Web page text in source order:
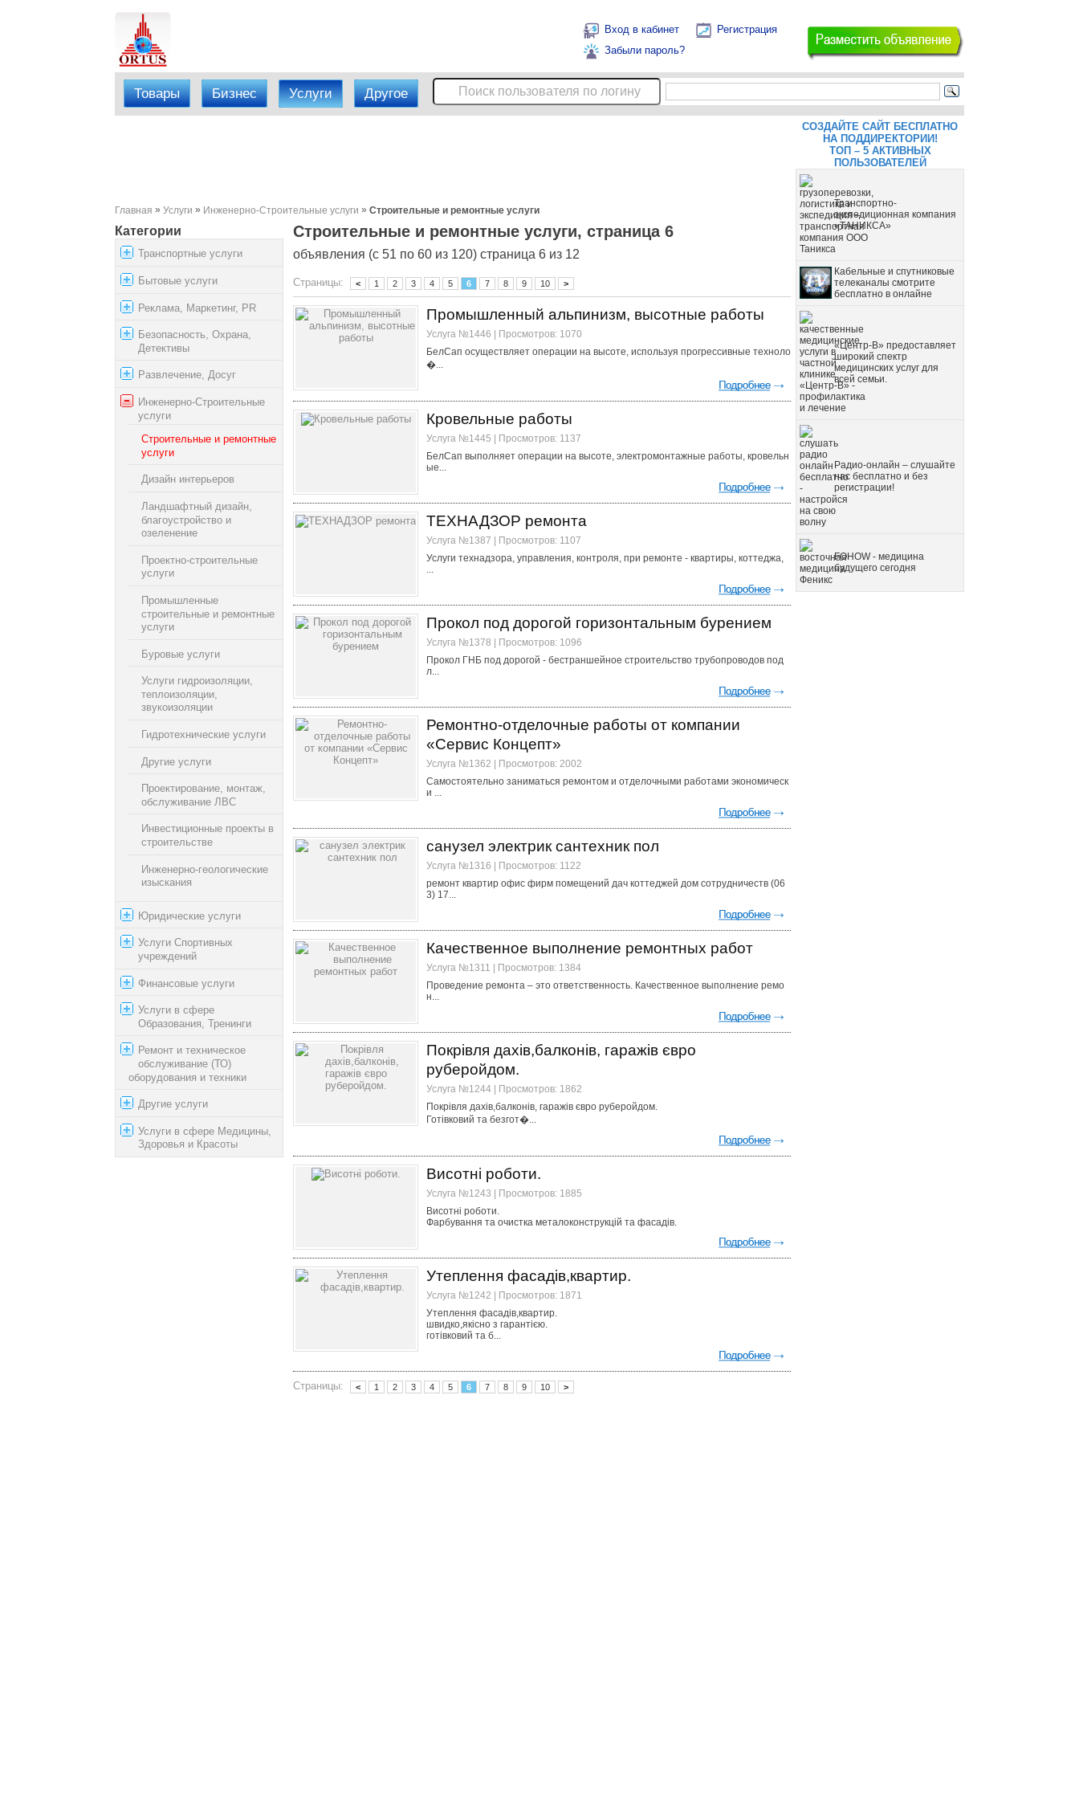
Вход в кабинет
Регистрация
Забыли пароль?
Товары Бизнес Услуги Другое
Главная » Услуги » Инженерно-Строительные услуги » Строительные и ремонтные услуги
Категории
Транспортные услуги
Бытовые услуги
Реклама, Маркетинг, PR
Безопасность, Охрана,
Детективы
Развлечение, Досуг
Инженерно-Строительные
услуги
Строительные и ремонтные
услуги
Дизайн интерьеров
Ландшафтный дизайн,
благоустройство и
озеленение
Проектно-строительные
услуги
Промышленные
строительные и ремонтные
услуги
Буровые услуги
Услуги гидроизоляции,
теплоизоляции,
звукоизоляции
Гидротехнические услуги
Другие услуги
Проектирование, монтаж,
обслуживание ЛВС
Инвестиционные проекты в
строительстве
Инженерно-геологические
изыскания
Юридические услуги
Услуги Спортивных
учреждений
Финансовые услуги
Услуги в сфере
Образования, Тренинги
Ремонт и техническое
обслуживание (ТО)
оборудования и техники
Другие услуги
Услуги в сфере Медицины,
Здоровья и Красоты
Строительные и ремонтные услуги, страница 6
объявления (с 51 по 60 из 120) страница 6 из 12
Страницы: < 1 2 3 4 5 6 7 8 9 10 >
Промышленный альпинизм, высотные работы
Услуга №1446 | Просмотров: 1070
БелСап осуществляет операции на высоте, используя прогрессивные техноло
�...
Кровельные работы
Услуга №1445 | Просмотров: 1137
БелСап выполняет операции на высоте, электромонтажные работы, кровельн
ые...
ТЕХНАДЗОР ремонта
Услуга №1387 | Просмотров: 1107
Услуги технадзора, управления, контроля, при ремонте - квартиры, коттеджа,
Прокол под дорогой горизонтальным бурением
Услуга №1378 | Просмотров: 1096
Прокол ГНБ под дорогой - бестраншейное строительство трубопроводов под
л...
Ремонтно-отделочные работы от компании
«Сервис Концепт»
Услуга №1362 | Просмотров: 2002
Самостоятельно заниматься ремонтом и отделочными работами экономическ
и ...
санузел электрик сантехник пол
Услуга №1316 | Просмотров: 1122
ремонт квартир офис фирм помещений дач коттеджей дом сотрудничеств (06
3) 17...
Качественное выполнение ремонтных работ
Услуга №1311 | Просмотров: 1384
Проведение ремонта – это ответственность. Качественное выполнение ремо
н...
Покрівля дахів,балконів, гаражів євро
руберойдом.
Услуга №1244 | Просмотров: 1862
Покрівля дахів,балконів, гаражів євро руберойдом.
Готівковий та безгот�...
Висотні роботи.
Услуга №1243 | Просмотров: 1885
Висотні роботи.
Фарбування та очистка металоконструкцій та фасадів.
Утеплення фасадів,квартир.
Услуга №1242 | Просмотров: 1871
Утеплення фасадів,квартир.
швидко,якісно з гарантією.
готівковий та б...
Страницы: < 1 2 3 4 5 6 7 8 9 10 >
СОЗДАЙТЕ САЙТ БЕСПЛАТНО
НА ПОДДИРЕКТОРИИ!
ТОП – 5 АКТИВНЫХ
ПОЛЬЗОВАТЕЛЕЙ
Транспортно-
экспедиционная компания
«ТАНИКСА»
Кабельные и спутниковые
телеканалы смотрите
бесплатно в онлайне
«Центр-В» предоставляет
широкий спектр
медицинских услуг для
всей семьи.
Радио-онлайн – слушайте
нас бесплатно и без
регистрации!
FOHOW - медицина
будущего сегодня